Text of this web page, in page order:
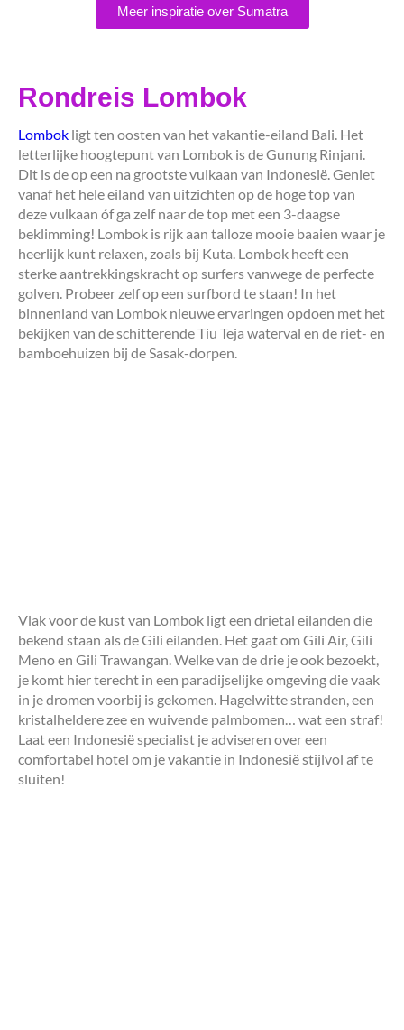
Meer inspiratie over Sumatra
Rondreis Lombok
Lombok ligt ten oosten van het vakantie-eiland Bali. Het
letterlijke hoogtepunt van Lombok is de Gunung Rinjani.
Dit is de op een na grootste vulkaan van Indonesië. Geniet
vanaf het hele eiland van uitzichten op de hoge top van
deze vulkaan óf ga zelf naar de top met een 3-daagse
beklimming! Lombok is rijk aan talloze mooie baaien waar je
heerlijk kunt relaxen, zoals bij Kuta. Lombok heeft een
sterke aantrekkingskracht op surfers vanwege de perfecte
golven. Probeer zelf op een surfbord te staan! In het
binnenland van Lombok nieuwe ervaringen opdoen met het
bekijken van de schitterende Tiu Teja waterval en de riet- en
bamboehuizen bij de Sasak-dorpen.
Vlak voor de kust van Lombok ligt een drietal eilanden die
bekend staan als de Gili eilanden. Het gaat om Gili Air, Gili
Meno en Gili Trawangan. Welke van de drie je ook bezoekt,
je komt hier terecht in een paradijselijke omgeving die vaak
in je dromen voorbij is gekomen. Hagelwitte stranden, een
kristalheldere zee en wuivende palmbomen… wat een straf!
Laat een Indonesië specialist je adviseren over een
comfortabel hotel om je vakantie in Indonesië stijlvol af te
sluiten!